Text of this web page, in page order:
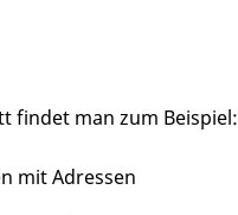
findet man zum Beispiel:
mit Adressen